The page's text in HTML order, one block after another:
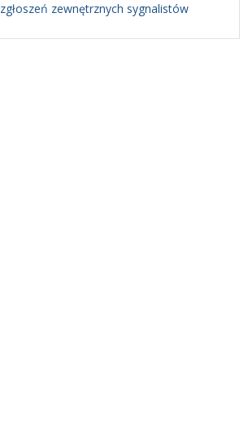
zgłoszeń zewnętrznych sygnalistów